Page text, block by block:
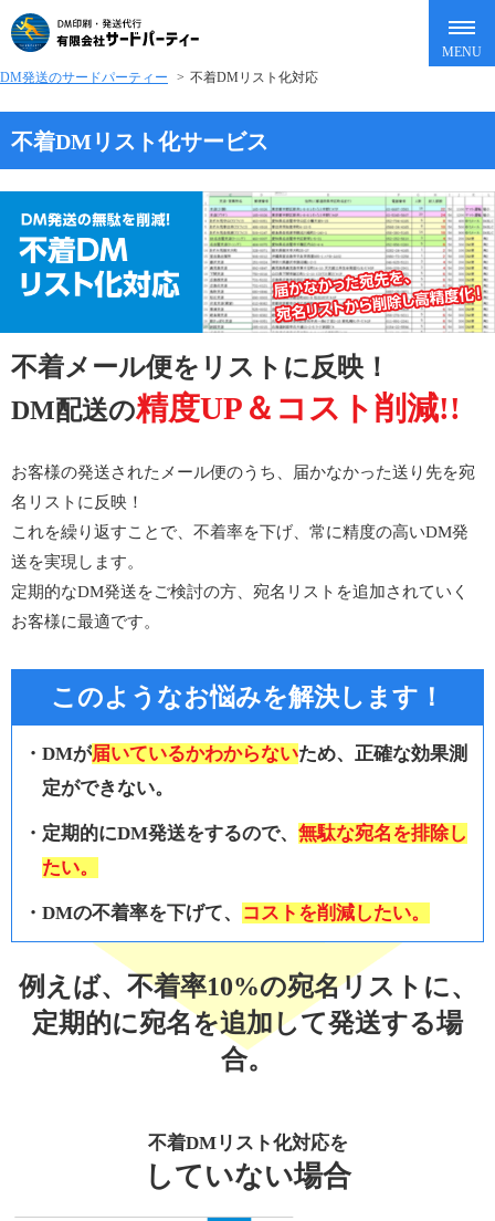
DM発送のサードパーティー > 不着DMリスト化対応
不着DMリスト化サービス
不着メール便をリストに反映！
DM配送の精度UP＆コスト削減!!
お客様の発送されたメール便のうち、届かなかった送り先を宛
名リストに反映！
これを繰り返すことで、不着率を下げ、常に精度の高いDM発
送を実現します。
定期的なDM発送をご検討の方、宛名リストを追加されていく
お客様に最適です。
このようなお悩みを解決します！
・DMが届いているかわからないため、正確な効果測
定ができない。
・定期的にDM発送をするので、 無駄な宛名を排除し
たい。
・DMの不着率を下げて、 コストを削減したい。
例えば、不着率10%の宛名リストに、
定期的に宛名を追加して発送する場
合。
不着DMリスト化対応を
していない場合